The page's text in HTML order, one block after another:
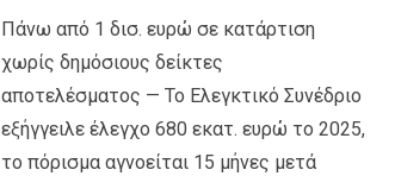
Πάνω από 1 δισ. ευρώ σε κατάρτιση
χωρίς δημόσιους δείκτες
αποτελέσματος — Το Ελεγκτικό Συνέδριο
εξήγγειλε έλεγχο 680 εκατ. ευρώ το 2025,
το πόρισμα αγνοείται 15 μήνες μετά